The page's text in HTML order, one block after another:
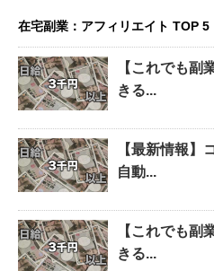
在宅副業：アフィリエイト TOP 5
【これでも副
きる...
【最新情報】
自動...
【これでも副
きる...